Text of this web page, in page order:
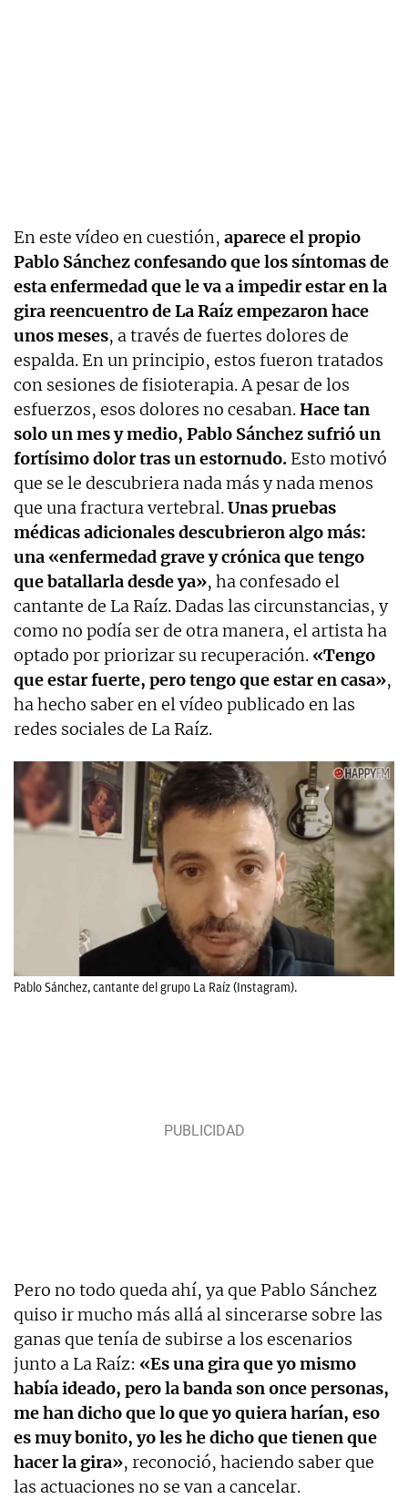
En este vídeo en cuestión, aparece el propio
Pablo Sánchez confesando que los síntomas de
esta enfermedadque le va a impedir estar en la
gira reencuentro de La Raíz empezaron hace
unos meses, a través de fuertes dolores de
espalda. En un principio, estos fueron tratados
con sesiones de fisioterapia. A pesar de los
esfuerzos, esos dolores no cesaban.Hace tan
solo un mes y medio, Pablo Sánchez sufrió un
fortísimo dolor tras un estornudo. Esto motivó
que se le descubriera nada más y nada menos
que una fractura vertebral.Unas pruebas
médicas adicionales descubrieron algo más:
una «enfermedad grave y crónica que tengo
que batallarla desde ya», ha confesado el
cantante de La Raíz. Dadas las circunstancias, y
como no podía ser de otra manera, el artista ha
optado por priorizar su recuperación. «Tengo
que estar fuerte, pero tengo que estar en casa»,
ha hecho saber en el vídeo publicado en las
redes sociales de La Raíz.
Pablo Sánchez, cantante del grupo La Raíz (Instagram).
Pero no todo queda ahí, ya que Pablo Sánchez
quiso ir mucho más allá al sincerarse sobre las
ganas que tenía de subirse a los escenarios
junto a La Raíz: «Es una gira que yo mismo
había ideado, pero la banda son once personas,
me han dicho que lo que yo quiera harían, eso
es muy bonito, yo les he dicho que tienen que
hacer la gira», reconoció, haciendo saber que
las actuaciones no se van a cancelar.